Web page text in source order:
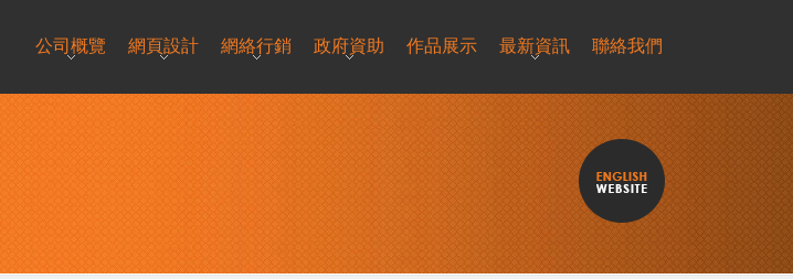
公司概覽 網頁設計 網絡行銷 政府資助 作品展示 最新資訊 聯絡我們